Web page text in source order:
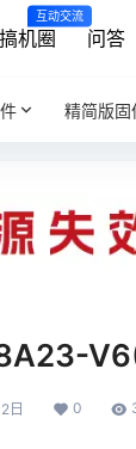
搞机圈
互动交流
问答
精简版固
日 0